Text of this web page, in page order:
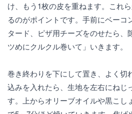
け、もう1枚の皮を重ねます。これ
るのがポイントです。手前にベーコ
タード、ピザ用チーズをのせたら、
ツめにクルクル巻いて」いきます。
巻き終わりを下にして置き、よく切
込みを入れたら、生地を左右にねじ
す。上からオリーブオイルや黒こし